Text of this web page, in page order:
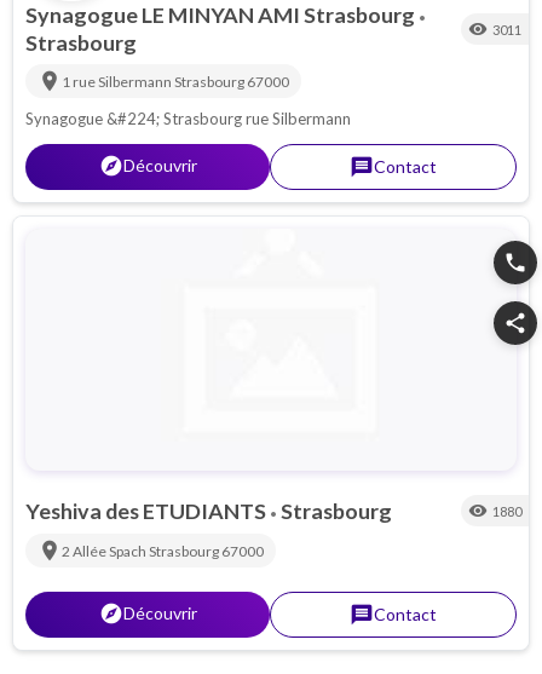
Synagogue LE MINYAN AMI Strasbourg •
Strasbourg visibility 3011
location_on 1 rue Silbermann Strasbourg 67000
Synagogue &#224; Strasbourg rue Silbermann
explorerDécouvrir messageContact
phone
share
Yeshiva des ETUDIANTS • Strasbourg visibility 1880
location_on 2 Allée Spach Strasbourg 67000
explorerDécouvrir messageContact